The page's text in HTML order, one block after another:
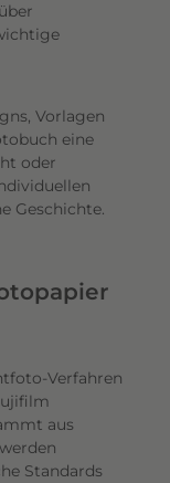
Vorlagen
eine
oder
Geschichte.
Verfahren
aus
Standards